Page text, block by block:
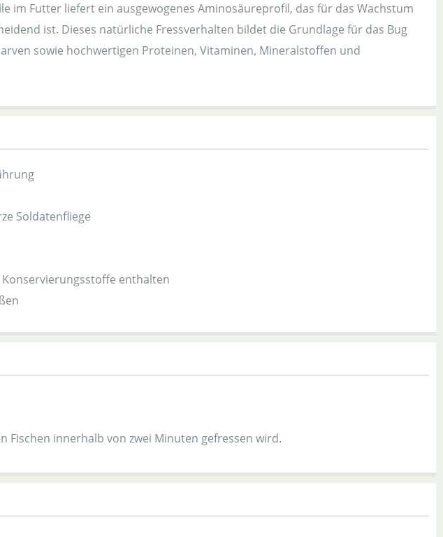
im Futter liefert ein ausgewogenes Aminosäureprofil, das für das Wachstum
ist. Dieses natürliche Fressverhalten bildet die Grundlage für das Bug
sowie hochwertigen Proteinen, Vitaminen, Mineralstoffen und
Soldatenfliege
enthalten
Fischen innerhalb von zwei Minuten gefressen wird.